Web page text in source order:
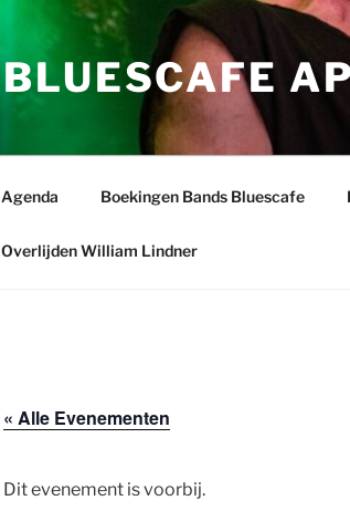
BLUESCAFE
Agenda Boekingen Bands Bluescafe
Overlijden William Lindner
« Alle Evenementen
Dit evenement is voorbij.